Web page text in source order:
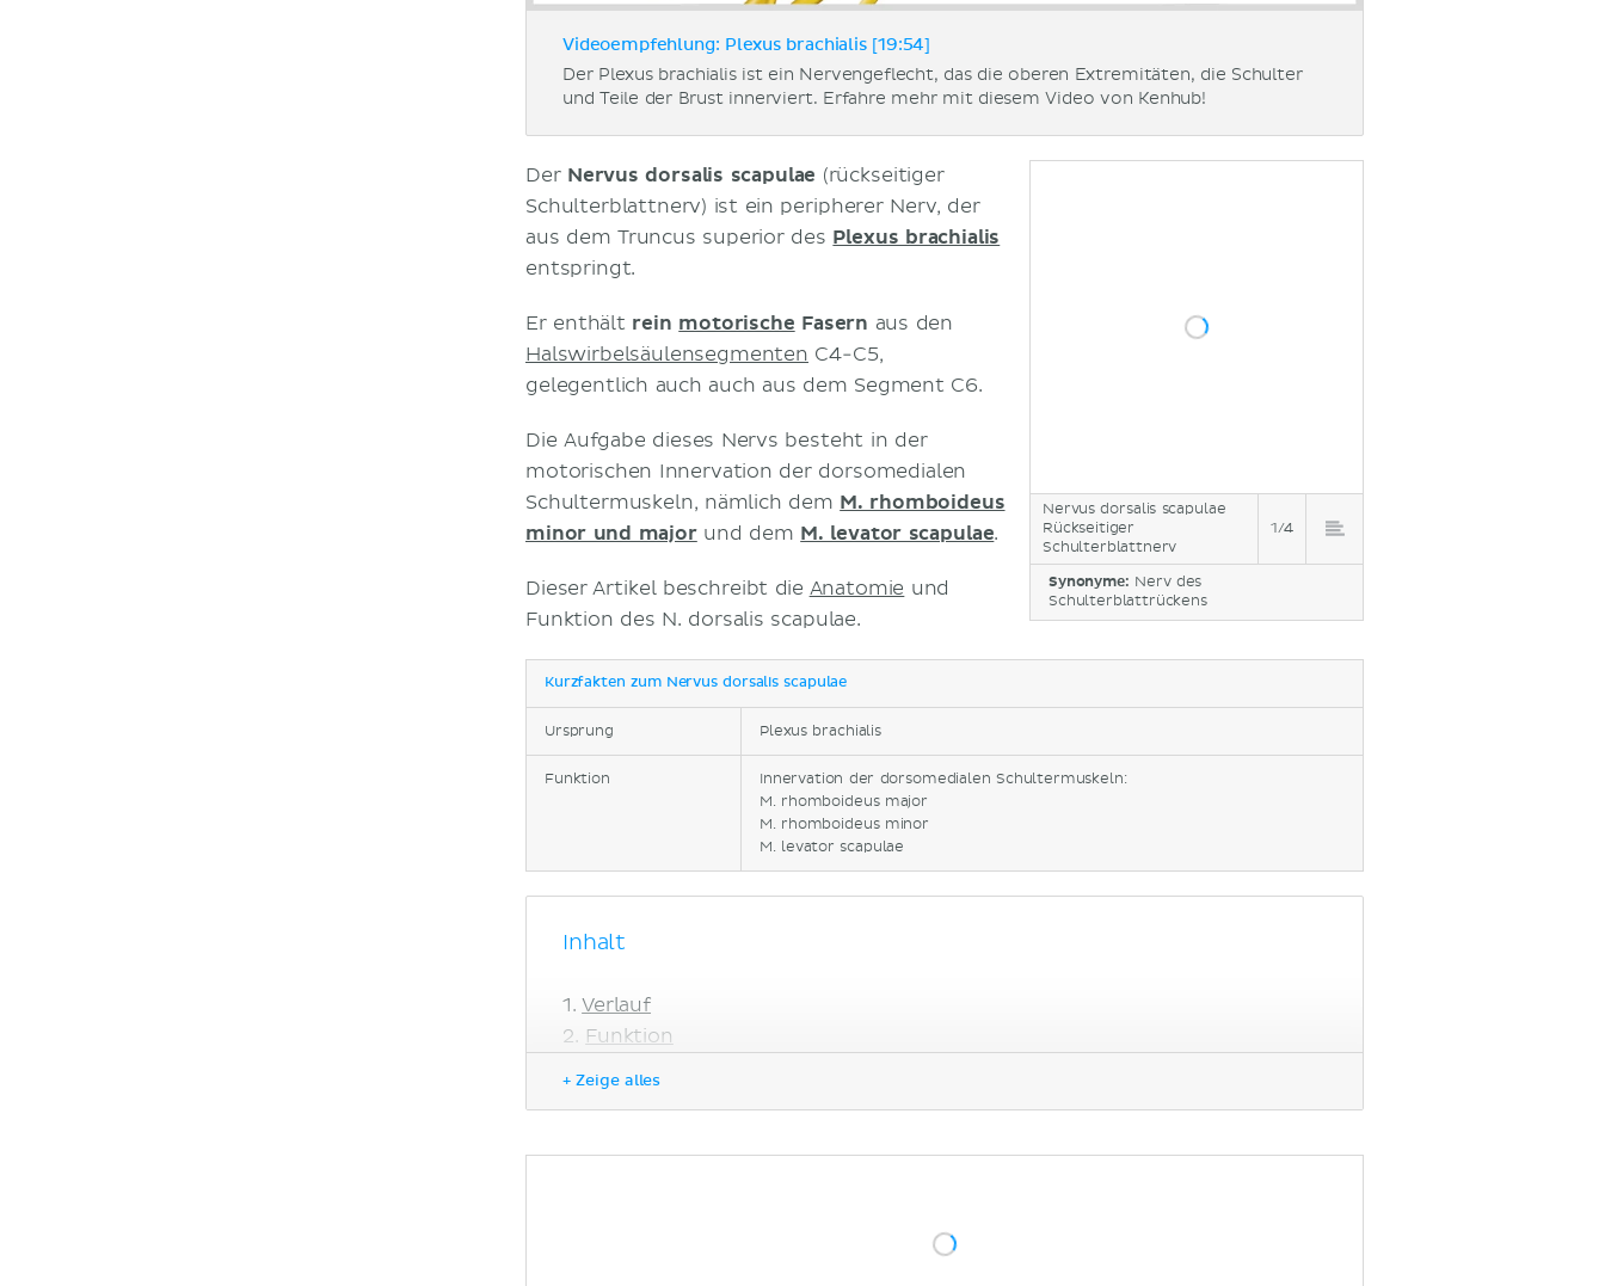
Videoempfehlung: Plexus brachialis [19:54]
Der Plexus brachialis ist ein Nervengeflecht, das die oberen Extremitäten, die Schulter
und Teile der Brust innerviert. Erfahre mehr mit diesem Video von Kenhub!
Nervus dorsalis scapulae
Rückseitiger
Schulterblattnerv
1/4
Synonyme: Nerv des
Schulterblattrückens
Der Nervus dorsalis scapulae (rückseitiger
Schulterblattnerv) ist ein peripherer Nerv, der
aus dem Truncus superior des Plexus brachialis
entspringt.
Er enthält rein motorische Fasern aus den
Halswirbelsäulensegmenten C4-C5,
gelegentlich auch auch aus dem Segment C6.
Die Aufgabe dieses Nervs besteht in der
motorischen Innervation der dorsomedialen
Schultermuskeln, nämlich dem M. rhomboideus
minor und majorund dem M. levator scapulae.
Dieser Artikel beschreibt die Anatomie und
Funktion des N. dorsalis scapulae.
Kurzfakten zum Nervus dorsalis scapulae
Ursprung Plexus brachialis
Funktion
Innervation der dorsomedialen Schultermuskeln:
M. rhomboideus major
M. rhomboideus minor
M. levator scapulae
Inhalt
Verlauf
Funktion
+ Zeige alles